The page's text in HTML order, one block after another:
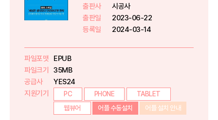
출판사
시공사
출판일
2023-06-22
등록일
2024-03-14
파일포맷
EPUB
파일크기
35MB
공급사
YES24
지원기기
PC PHONE
TABLET
웹뷰어
어플 수동설치 어플 설치 안내